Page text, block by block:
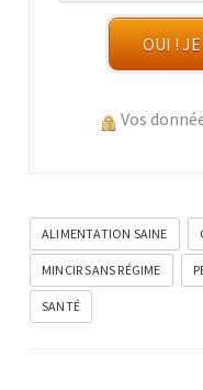
OUI !
Vos
ALIMENTATION SAINE
MINCIR SANS RÉGIME
SANTÉ